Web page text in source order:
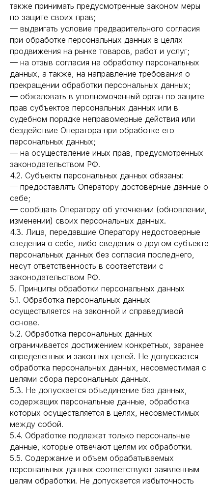
также принимать предусмотренные законом меры
по защите своих прав;
— выдвигать условие предварительного согласия
при обработке персональных данных в целях
продвижения на рынке товаров, работ и услуг;
— на отзыв согласия на обработку персональных
данных, а также, на направление требования о
прекращении обработки персональных данных;
— обжаловать в уполномоченный орган по защите
прав субъектов персональных данных или в
судебном порядке неправомерные действия или
бездействие Оператора при обработке его
персональных данных;
— на осуществление иных прав, предусмотренных
законодательством РФ.
4.2. Субъекты персональных данных обязаны:
— предоставлять Оператору достоверные данные о
себе;
— сообщать Оператору об уточнении (обновлении,
изменении) своих персональных данных.
4.3. Лица, передавшие Оператору недостоверные
сведения о себе, либо сведения о другом субъекте
персональных данных без согласия последнего,
несут ответственность в соответствии с
законодательством РФ.
5. Принципы обработки персональных данных
5.1. Обработка персональных данных
осуществляется на законной и справедливой
основе.
5.2. Обработка персональных данных
ограничивается достижением конкретных, заранее
определенных и законных целей. Не допускается
обработка персональных данных, несовместимая с
целями сбора персональных данных.
5.3. Не допускается объединение баз данных,
содержащих персональные данные, обработка
которых осуществляется в целях, несовместимых
между собой.
5.4. Обработке подлежат только персональные
данные, которые отвечают целям их обработки.
5.5. Содержание и объем обрабатываемых
персональных данных соответствуют заявленным
целям обработки. Не допускается избыточность